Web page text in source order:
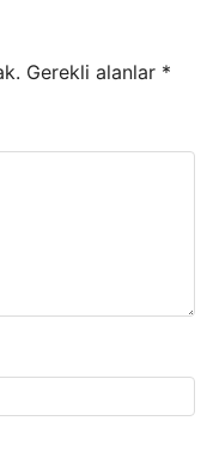
Gerekli alanlar *